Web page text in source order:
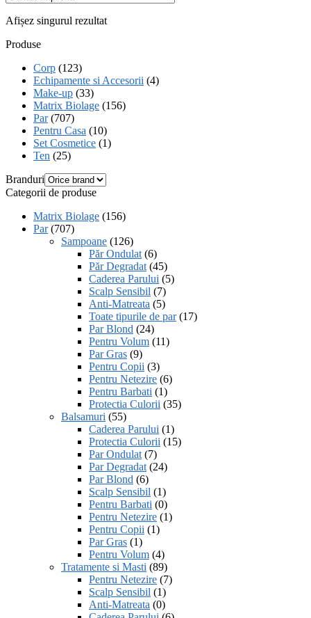
Afișez singurul rezultat
Produse
Corp (123)
Echipamente si Accesorii (4)
Make-up (33)
Matrix Biolage (156)
Par (707)
Pentru Casa (10)
Set Cosmetice (1)
Ten (25)
Branduri
Categorii de produse
Matrix Biolage (156)
Par (707)
Sampoane (126)
Păr Ondulat (6)
Păr Degradat (45)
Caderea Parului (5)
Scalp Sensibil (7)
Anti-Matreata (5)
Toate tipurile de par (17)
Par Blond (24)
Pentru Volum (11)
Par Gras (9)
Pentru Copii (3)
Pentru Netezire (6)
Pentru Barbati (1)
Protectia Culorii (35)
Balsamuri (55)
Caderea Parului (1)
Protectia Culorii (15)
Par Ondulat (7)
Par Degradat (24)
Par Blond (6)
Scalp Sensibil (1)
Pentru Barbati (0)
Pentru Netezire (1)
Pentru Copii (1)
Par Gras (1)
Pentru Volum (4)
Tratamente si Masti (89)
Pentru Netezire (7)
Scalp Sensibil (1)
Anti-Matreata (0)